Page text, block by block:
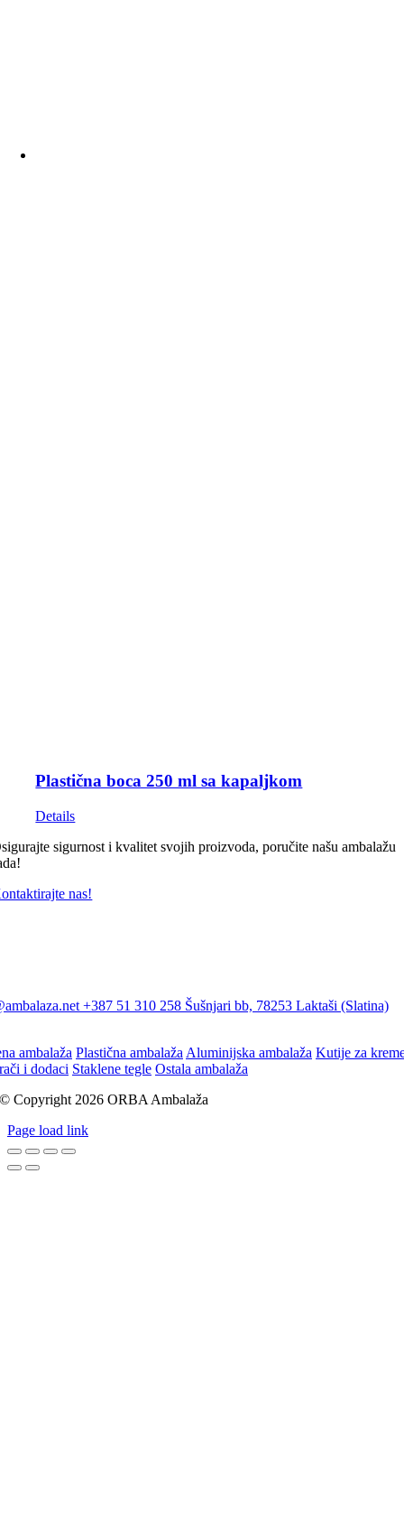
Plastična boca 250 ml sa kapaljkom
Details
sigurnost i kvalitet svojih proizvoda, poručite našu ambalažu
nas!
+387 51 310 258 Šušnjari bb, 78253 Laktaši (Slatina)
ambalaža Plastična ambalaža Aluminijska ambalaža Kutije za
i dodaci Staklene tegle Ostala ambalaža
© Copyright 2026 ORBA Ambalaža
Page load link